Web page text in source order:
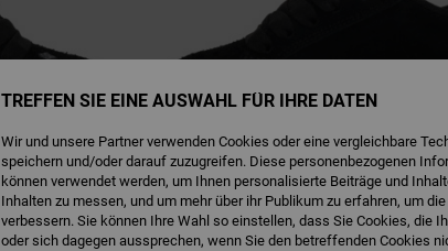
TREFFEN SIE EINE AUSWAHL FÜR IHRE DATEN
Wir und unsere Partner verwenden Cookies oder eine vergleichbare
speichern und/oder darauf zuzugreifen. Diese personenbezogenen
können verwendet werden, um Ihnen personalisierte Beiträge und
Inhalten zu messen, und um mehr über ihr Publikum zu erfahren, um
verbessern. Sie können Ihre Wahl so einstellen, dass Sie Cookies, die
oder sich dagegen aussprechen, wenn Sie den betreffenden Cookies